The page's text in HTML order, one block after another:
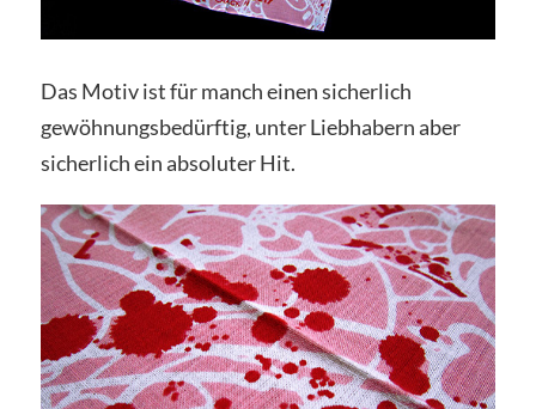
Das Motiv ist für manch einen sicherlich
gewöhnungsbedürftig, unter Liebhabern aber
sicherlich ein absoluter Hit.